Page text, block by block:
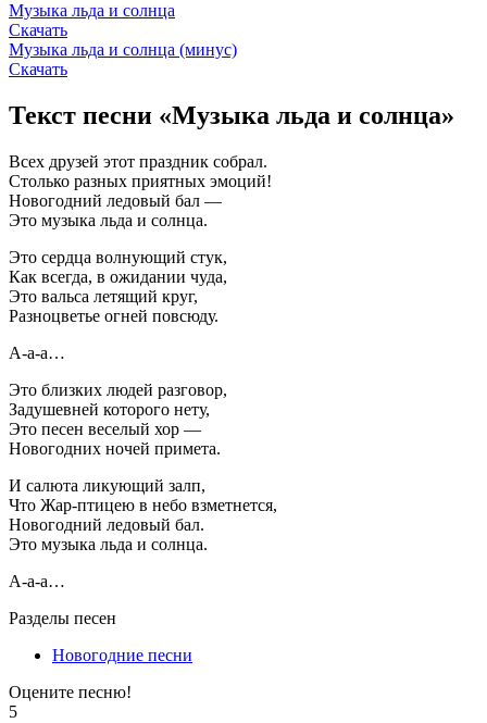
Музыка льда и солнца
Скачать
Музыка льда и солнца (минус)
Скачать
Текст песни «Музыка льда и солнца»
Всех друзей этот праздник собрал.
Столько разных приятных эмоций!
Новогодний ледовый бал —
Это музыка льда и солнца.
Это сердца волнующий стук,
Как всегда, в ожидании чуда,
Это вальса летящий круг,
Разноцветье огней повсюду.
А-а-а…
Это близких людей разговор,
Задушевней которого нету,
Это песен веселый хор —
Новогодних ночей примета.
И салюта ликующий залп,
Что Жар-птицею в небо взметнется,
Новогодний ледовый бал.
Это музыка льда и солнца.
А-а-а…
Разделы песен
Новогодние песни
Оцените песню!
5